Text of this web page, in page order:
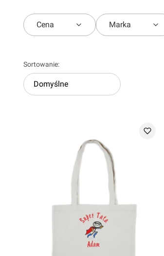
Cena Marka
Lista produktów
Sortowanie:
Domyślne